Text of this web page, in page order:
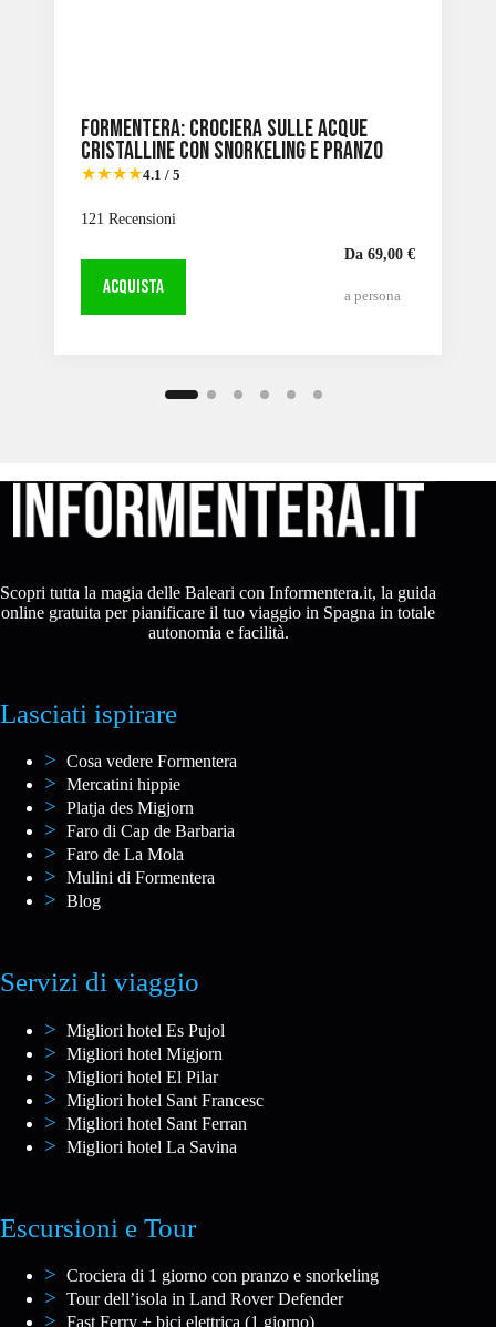
Formentera: Crociera sulle acque
cristalline con snorkeling e pranzo
★★★★4.1 / 5
121 Recensioni
ACQUISTA
Da 69,00 €
a persona
Scopri tutta la magia delle Baleari con Informentera.it, la guida
online gratuita per pianificare il tuo viaggio in Spagna in totale
autonomia e facilità.
Lasciati ispirare
Cosa vedere Formentera
Mercatini hippie
Platja des Migjorn
Faro di Cap de Barbaria
Faro de La Mola
Mulini di Formentera
Blog
Servizi di viaggio
Migliori hotel Es Pujol
Migliori hotel Migjorn
Migliori hotel El Pilar
Migliori hotel Sant Francesc
Migliori hotel Sant Ferran
Migliori hotel La Savina
Escursioni e Tour
Crociera di 1 giorno con pranzo e snorkeling
Tour dell’isola in Land Rover Defender
Fast Ferry + bici elettrica (1 giorno)